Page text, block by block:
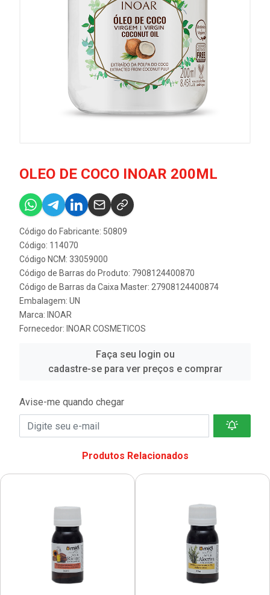
OLEO DE COCO INOAR 200ML
Código do Fabricante: 50809
Código: 114070
Código NCM: 33059000
Código de Barras do Produto: 7908124400870
Código de Barras da Caixa Master: 27908124400874
Embalagem: UN
Marca: INOAR
Fornecedor: INOAR COSMETICOS
Faça seu login ou
cadastre-se para ver preços e comprar
Avise-me quando chegar
Produtos Relacionados